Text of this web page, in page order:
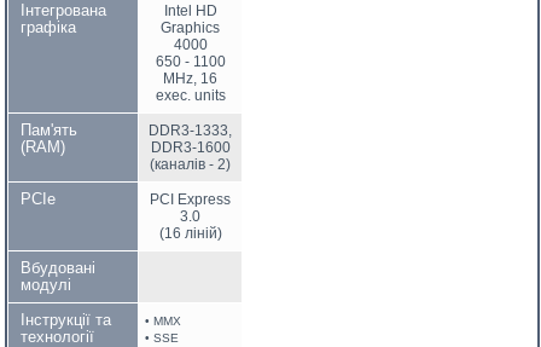
Інтегрована
графіка
Intel HD
Graphics
4000
650 - 1100
MHz, 16
exec. units
Пам'ять
(RAM)
DDR3-1333,
DDR3-1600
(каналів - 2)
PCIe
PCI Express
3.0
(16 ліній)
Вбудовані
модулі
Інструкції та
технології
• MMX
• SSE